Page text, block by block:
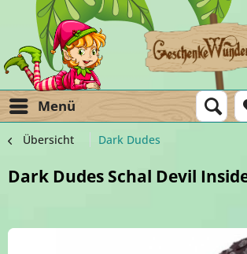
Menü
Übersicht Dark Dudes
Dark Dudes Schal Devil